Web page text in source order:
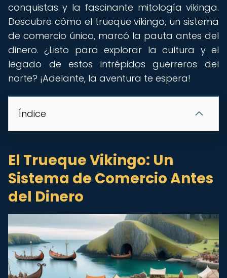
conquistas y la fascinante mitología vikinga.
Descubre cómo el trueque vikingo, un sistema
de comercio único, marcó la pauta antes del
dinero. ¿Listo para explorar la cultura y el
legado de estos intrépidos guerreros del
norte? ¡Adelante, la aventura te espera!
Índice
El Trueque Vikingo: Un
Sistema de Comercio Antes
del Dinero